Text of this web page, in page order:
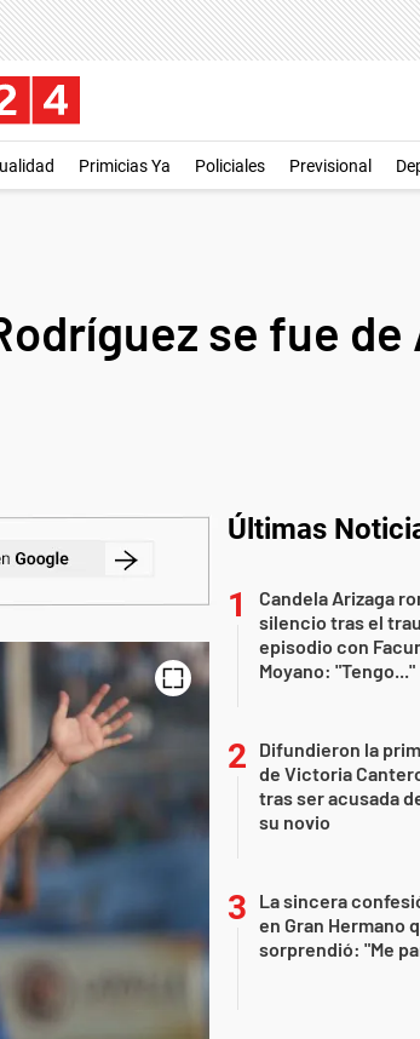
Primicias Ya Policiales Previsional
se fue
Últimas
Candela Arizaga
silencio tras el
episodio con
Moyano: "Tengo..."
Difundieron la
de Victoria
tras ser acusada
su novio
La sincera
en Gran Hermano
sorprendió: "Me